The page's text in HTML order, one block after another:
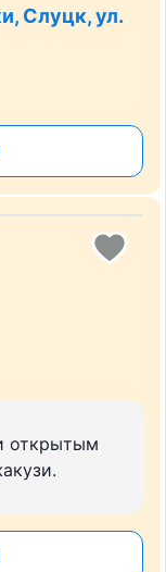
Слуцк, ул.
открытым